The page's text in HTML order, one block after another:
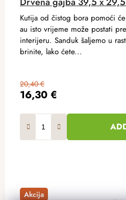
16,30 €
20,40 €
Kutija od čistog bora pomoći
au isto vrijeme može postati
interijeru. Sanduk šaljemo u
brinite, lako ćete...
Akcija